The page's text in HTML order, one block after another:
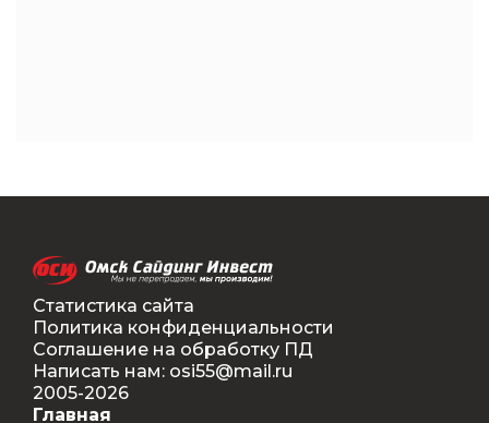
Статистика сайта
Политика конфиденциальности
Соглашение на обработку ПД
Написать нам: osi55@mail.ru
2005-2026
Главная